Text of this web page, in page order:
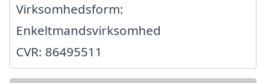
Virksomhedsform:
Enkeltmandsvirksomhed
CVR: 86495511